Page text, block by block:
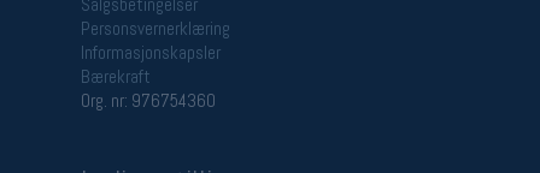
Salgsbetingelser
Personsvernerklæring
Informasjonskapsler
Bærekraft
Org. nr: 976754360